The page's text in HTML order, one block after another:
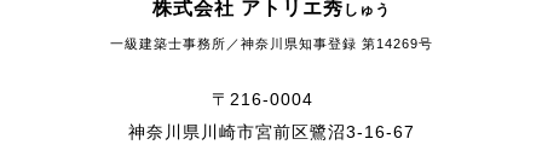
株式会社 アトリエ秀 しゅう
一級建築士事務所／神奈川県知事登録 第14269号
〒216-0004
神奈川県川崎市宮前区鷺沼3-16-67